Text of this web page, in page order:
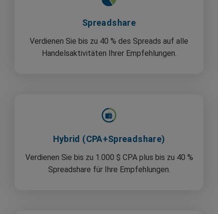
Spreadshare
Verdienen Sie bis zu 40 % des Spreads auf alle
Handelsaktivitäten Ihrer Empfehlungen.
Hybrid (CPA+Spreadshare)
Verdienen Sie bis zu 1.000 $ CPA plus bis zu 40 %
Spreadshare für Ihre Empfehlungen.